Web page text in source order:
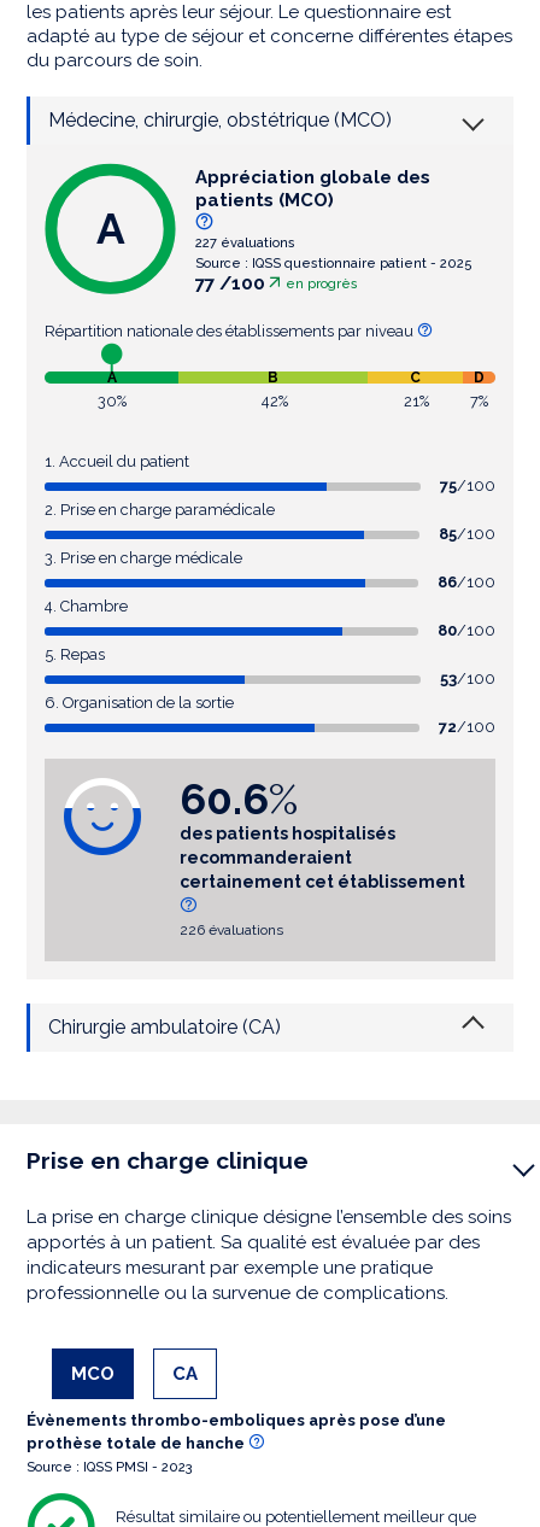
les patients après leur séjour. Le questionnaire est
adapté au type de séjour et concerne différentes étapes
du parcours de soin.
Médecine, chirurgie, obstétrique (MCO)
Appréciation globale des
patients (MCO)
227 évaluations
Source : IQSS questionnaire patient - 2025
77 /100 en progrès
A
Répartition nationale des établissements par niveau
A B C D
30% 42% 21% 7%
1. Accueil du patient
75/100
2. Prise en charge paramédicale
85/100
3. Prise en charge médicale
86/100
4. Chambre
80/100
5. Repas
53/100
6. Organisation de la sortie
72/100
60.6%
des patients hospitalisés
recommanderaient
certainement cet établissement
226 évaluations
Chirurgie ambulatoire (CA)
Prise en charge clinique
La prise en charge clinique désigne l’ensemble des soins
apportés à un patient. Sa qualité est évaluée par des
indicateurs mesurant par exemple une pratique
professionnelle ou la survenue de complications.
MCO CA
Évènements thrombo-emboliques après pose d’une
prothèse totale de hanche
Source : IQSS PMSI - 2023
Résultat similaire ou potentiellement meilleur que